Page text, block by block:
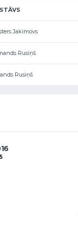
Jakimovs
Rusiņš
Rusiņš